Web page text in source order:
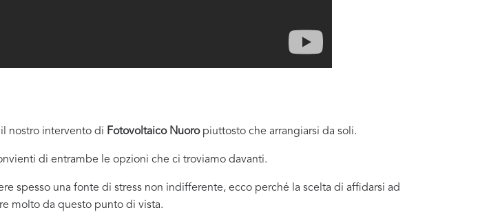
nostro intervento di Fotovoltaico Nuoropiuttosto che arrangiarsi da soli.
di entrambe le opzioni che ci troviamo davanti.
spesso una fonte di stress non indifferente, ecco perché la scelta di affidarsi ad
molto da questo punto di vista.